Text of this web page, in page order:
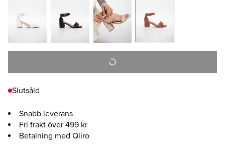
Slutsåld
Snabb leverans
Fri frakt över 499 kr
Betalning med Qliro